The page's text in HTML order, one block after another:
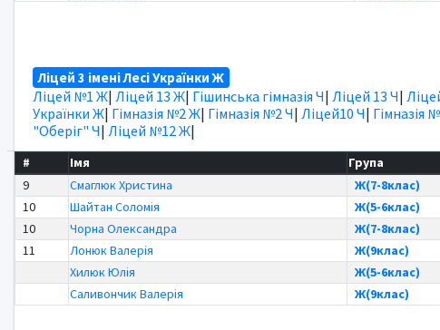
Ліцей 3 імені Лесі Українки Ж
Ліцей №1 Ж| Ліцей 13 Ж| Гішинська гімназія Ч| Ліцей 13 Ч|
Українки Ж| Гімназія №2 Ж| Гімназія №2 Ч| Ліцей10 Ч| Гімназія
"Оберіг" Ч| Ліцей №12 Ж|
# Імя Група
9
Смаглюк Христина Ж(7-8клас)
10
Шайтан Соломія Ж(5-6клас)
10
Чорна Олександра Ж(7-8клас)
11
Лонюк Валерія Ж(9клас)
Хилюк Юлія
Ж(5-6клас)
Саливончик Валерія
Ж(9клас)